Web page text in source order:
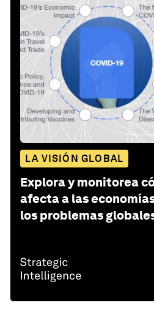
LA VISIÓN GLOBAL
Explora y monitorea
afecta a las
los problemas